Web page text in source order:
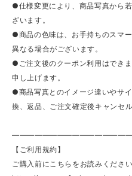
●仕様変更により、商品写真から
ざいます。
●商品の色味は、お手持ちのスマ
異なる場合がございます。
●ご注文後のクーポン利用はでき
申し上げます。
●商品写真とのイメージ違いやサ
換、返品、ご注文確定後キャンセ
【ご利用規約】
ご購入前にこちらをお読みください